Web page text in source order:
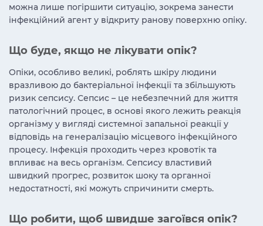
можна лише погіршити ситуацію, зокрема занести
інфекційний агент у відкриту ранову поверхню опіку.
Що буде, якщо не лікувати опік?
Опіки, особливо великі, роблять шкіру людини
вразливою до бактеріальної інфекції та збільшують
ризик сепсису. Сепсис – це небезпечний для життя
патологічний процес, в основі якого лежить реакція
організму у вигляді системної запальної реакції у
відповідь на генералізацію місцевого інфекційного
процесу. Інфекція проходить через кровотік та
впливає на весь організм. Сепсису властивий
швидкий прогрес, розвиток шоку та органної
недостатності, які можуть спричинити смерть.
Що робити, щоб швидше загоївся опік?